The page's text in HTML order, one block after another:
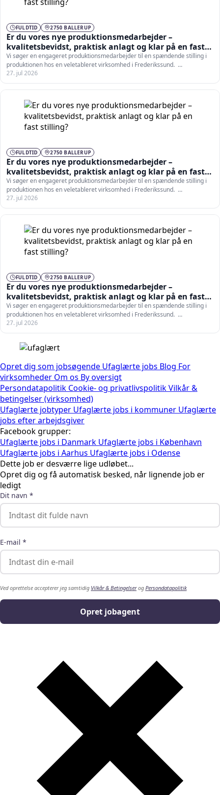
FULDTID 2750 BALLERUP
Er du vores nye produktionsmedarbejder –
kvalitetsbevidst, praktisk anlagt og klar på en fast
stilling?
Vi søger en engageret produktionsmedarbejder til en spændende stilling i
produktionen hos en veletableret virksomhed i Frederikssund. …
27. jul 2026
FULDTID 2750 BALLERUP
Er du vores nye produktionsmedarbejder –
kvalitetsbevidst, praktisk anlagt og klar på en fast
stilling?
Vi søger en engageret produktionsmedarbejder til en spændende stilling i
produktionen hos en veletableret virksomhed i Frederikssund. …
27. jul 2026
FULDTID 2750 BALLERUP
Er du vores nye produktionsmedarbejder –
kvalitetsbevidst, praktisk anlagt og klar på en fast
stilling?
Vi søger en engageret produktionsmedarbejder til en spændende stilling i
produktionen hos en veletableret virksomhed i Frederikssund. …
27. jul 2026
Opret dig som jobsøgende Ufaglærte jobs Blog For
virksomheder Om os By oversigt
Persondatapolitik Cookie- og privatlivspolitikVilkår &
betingelser (virksomhed)
Ufaglærte jobtyper Ufaglærte jobs i kommuner Ufaglærte
jobs efter arbejdsgiver
Facebook grupper:
Ufaglærte jobs i Danmark Ufaglærte jobs i København
Ufaglærte jobs i Aarhus Ufaglærte jobs i Odense
Dette job er desværre lige udløbet...
Opret dig og få automatisk besked, når lignende job er
ledigt
Dit navn *
E-mail *
Ved oprettelse accepterer jeg samtidig Vilkår & Betingelserog Persondatapolitik
Opret jobagent